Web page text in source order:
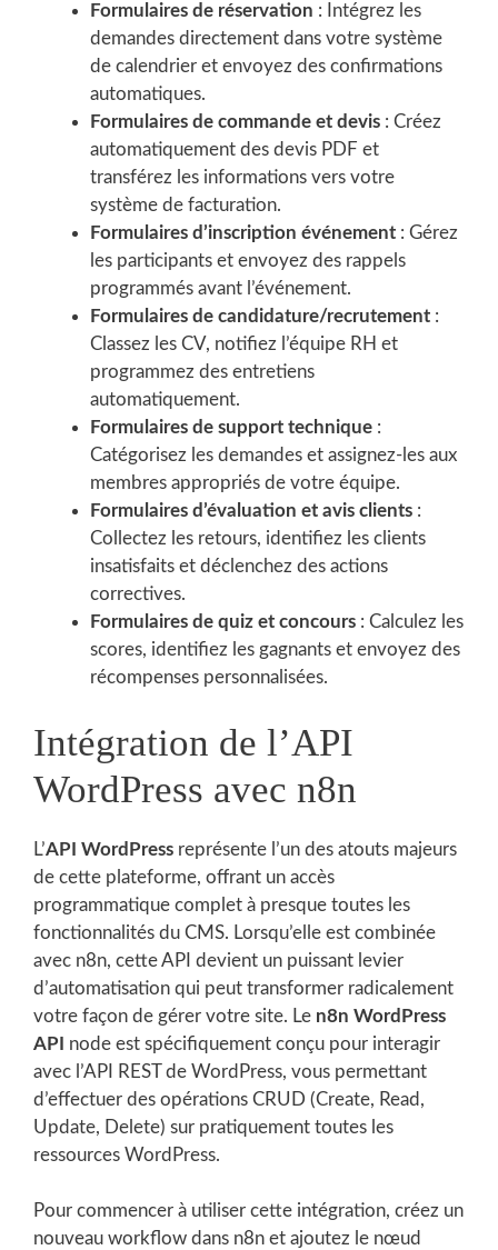
Formulaires de réservation : Intégrez les
demandes directement dans votre système
de calendrier et envoyez des confirmations
automatiques.
Formulaires de commande et devis : Créez
automatiquement des devis PDF et
transférez les informations vers votre
système de facturation.
Formulaires d’inscription événement : Gérez
les participants et envoyez des rappels
programmés avant l’événement.
Formulaires de candidature/recrutement :
Classez les CV, notifiez l’équipe RH et
programmez des entretiens
automatiquement.
Formulaires de support technique :
Catégorisez les demandes et assignez-les aux
membres appropriés de votre équipe.
Formulaires d’évaluation et avis clients :
Collectez les retours, identifiez les clients
insatisfaits et déclenchez des actions
correctives.
Formulaires de quiz et concours : Calculez les
scores, identifiez les gagnants et envoyez des
récompenses personnalisées.
Intégration de l’API
WordPress avec n8n
L’API WordPress représente l’un des atouts majeurs
de cette plateforme, offrant un accès
programmatique complet à presque toutes les
fonctionnalités du CMS. Lorsqu’elle est combinée
avec n8n, cette API devient un puissant levier
d’automatisation qui peut transformer radicalement
votre façon de gérer votre site. Le n8n WordPress
API
node est spécifiquement conçu pour interagir
avec l’API REST de WordPress, vous permettant
d’effectuer des opérations CRUD (Create, Read,
Update, Delete) sur pratiquement toutes les
ressources WordPress.
Pour commencer à utiliser cette intégration, créez un
nouveau workflow dans n8n et ajoutez le nœud